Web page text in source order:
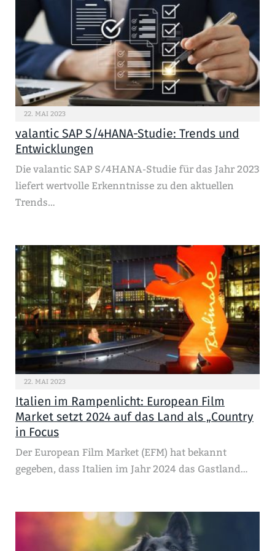
22. MAI 2023
valantic SAP S/4HANA-Studie: Trends und
Entwicklungen
Die valantic SAP S/4HANA-Studie für das Jahr 2023
liefert wertvolle Erkenntnisse zu den aktuellen
Trends…
22. MAI 2023
Italien im Rampenlicht: European Film
Market setzt 2024 auf das Land als „Country
in Focus
Der European Film Market (EFM) hat bekannt
gegeben, dass Italien im Jahr 2024 das Gastland…